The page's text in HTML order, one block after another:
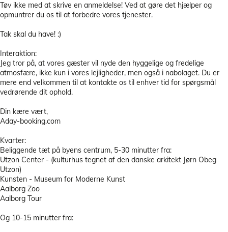
Tøv ikke med at skrive en anmeldelse! Ved at gøre det hjælper og
opmuntrer du os til at forbedre vores tjenester.
Tak skal du have! :)
Interaktion:
Jeg tror på, at vores gæster vil nyde den hyggelige og fredelige
atmosfære, ikke kun i vores lejligheder, men også i nabolaget. Du er
mere end velkommen til at kontakte os til enhver tid for spørgsmål
vedrørende dit ophold.
Din kære vært,
Aday-booking.com
Kvarter:
Beliggende tæt på byens centrum, 5-30 minutter fra:
Utzon Center - (kulturhus tegnet af den danske arkitekt Jørn Obeg
Utzon)
Kunsten - Museum for Moderne Kunst
Aalborg Zoo
Aalborg Tour
Og 10-15 minutter fra: